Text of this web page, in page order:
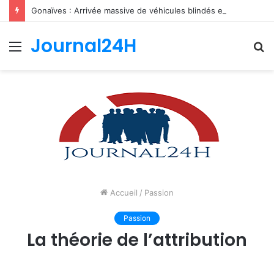
Menu
Journal24H
Accueil / Passion
Passion
La théorie de l’attribution